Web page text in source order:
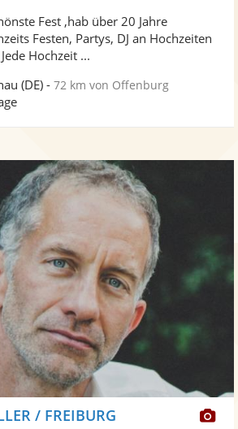
Fest ,hab über 20 Jahre
Festen, Partys, DJ an Hochzeiten
Hochzeit ...
(DE) -72 km von Offenburg
/ FREIBURG